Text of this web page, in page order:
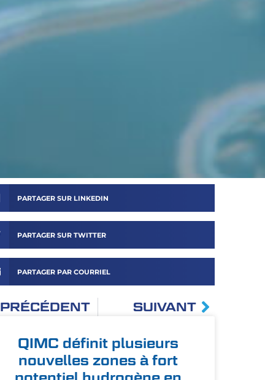
PARTAGER SUR LINKEDIN
PARTAGER SUR TWITTER
PARTAGER PAR COURRIEL
PRÉCÉDENT SUIVANT
QIMC définit plusieurs
nouvelles zones à fort